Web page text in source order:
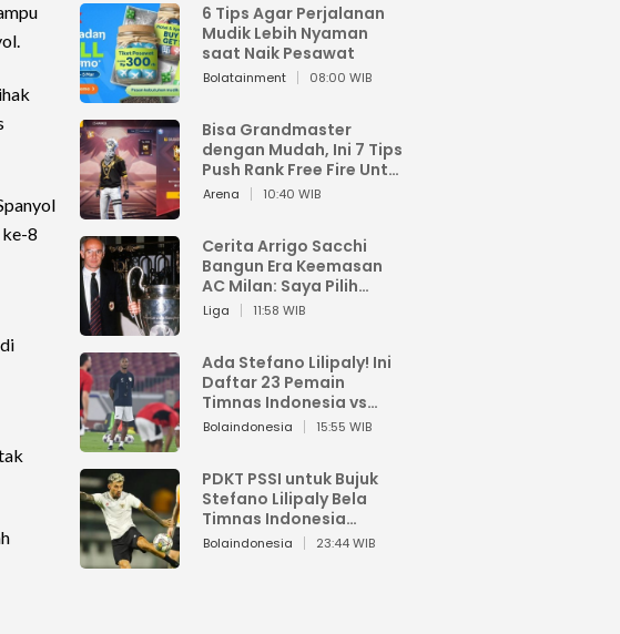
8
6 Tips Agar Perjalanan
Mudik Lebih Nyaman
saat Naik Pesawat
Bolatainment 08:00 WIB
Bisa Grandmaster
dengan Mudah, Ini 7 Tips
Push Rank Free Fire Untuk
Pemula
Arena 10:40 WIB
Cerita Arrigo Sacchi
Bangun Era Keemasan
AC Milan: Saya Pilih
Pemain dari Isi Otaknya
Liga 11:58 WIB
Ada Stefano Lilipaly! Ini
Daftar 23 Pemain
Timnas Indonesia vs
China
Bolaindonesia 15:55 WIB
PDKT PSSI untuk Bujuk
Stefano Lilipaly Bela
Timnas Indonesia
Berakhir Berantakan
Bolaindonesia 23:44 WIB